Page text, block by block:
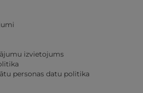
izvietojums
personas datu politika